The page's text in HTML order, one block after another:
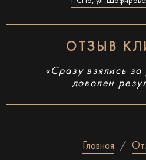
ОТЗЫВ
«Сразу взялись
доволен
Главная